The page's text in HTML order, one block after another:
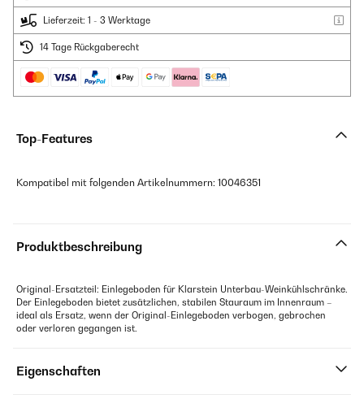
Lieferzeit: 1 - 3 Werktage
14 Tage Rückgaberecht
Top-Features
Kompatibel mit folgenden Artikelnummern: 10046351
Produktbeschreibung
Original-Ersatzteil: Einlegeboden für Klarstein Unterbau-Weinkühlschränke.
Der Einlegeboden bietet zusätzlichen, stabilen Stauraum im Innenraum –
ideal als Ersatz, wenn der Original-Einlegeboden verbogen, gebrochen
oder verloren gegangen ist.
Eigenschaften